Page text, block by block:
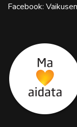
Facebook: